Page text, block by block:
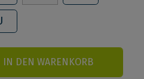
IN DEN WARENKORB